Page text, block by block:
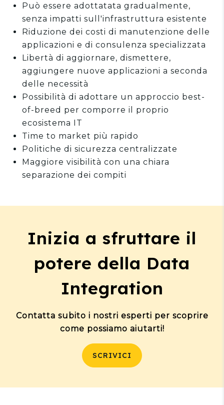
Può essere adottatata gradualmente,
senza impatti sull'infrastruttura esistente
Riduzione dei costi di manutenzione delle
applicazioni e di consulenza specializzata
Libertà di aggiornare, dismettere,
aggiungere nuove applicazioni a seconda
delle necessità
Possibilità di adottare un approccio best-
of-breed per comporre il proprio
ecosistema IT
Time to market più rapido
Politiche di sicurezza centralizzate
Maggiore visibilità con una chiara
separazione dei compiti
Inizia a sfruttare il
potere della Data
Integration
Contatta subito i nostri esperti per scoprire
come possiamo aiutarti!
SCRIVICI